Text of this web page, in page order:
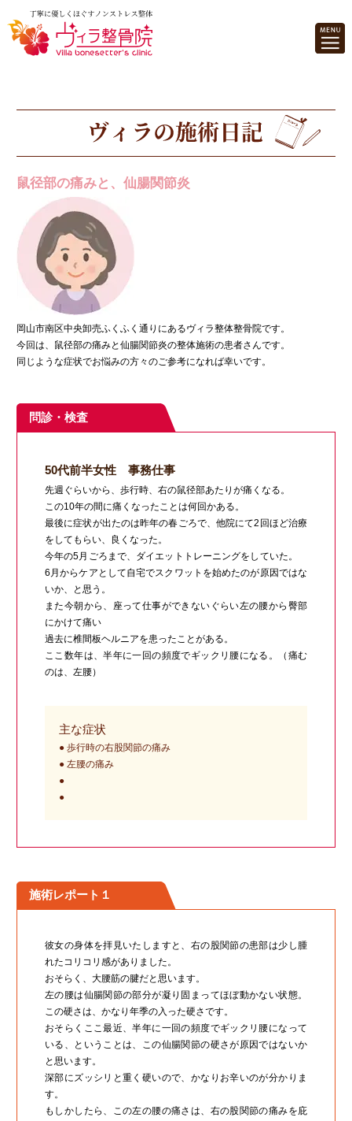
鼠径部の痛みと、仙腸関節炎
岡山市南区中央卸売ふくふく通りにあるヴィラ整体整骨院です。
今回は、鼠径部の痛みと仙腸関節炎の整体施術の患者さんです。
同じような症状でお悩みの方々のご参考になれば幸いです。
問診・検査
50代前半女性 事務仕事
先週ぐらいから、歩行時、右の鼠径部あたりが痛くなる。
この10年の間に痛くなったことは何回かある。
最後に症状が出たのは昨年の春ごろで、他院にて2回ほど治療
をしてもらい、良くなった。
今年の5月ごろまで、ダイエットトレーニングをしていた。
6月からケアとして自宅でスクワットを始めたのが原因ではな
いか、と思う。
また今朝から、座って仕事ができないぐらい左の腰から臀部
にかけて痛い
過去に椎間板ヘルニアを患ったことがある。
ここ数年は、半年に一回の頻度でギックリ腰になる。（痛む
のは、左腰）
主な症状
● 歩行時の右股関節の痛み
● 左腰の痛み
●
●
施術レポート１
彼女の身体を拝見いたしますと、右の股関節の患部は少し腫
れたコリコリ感がありました。
おそらく、大腰筋の腱だと思います。
左の腰は仙腸関節の部分が凝り固まってほぼ動かない状態。
この硬さは、かなり年季の入った硬さです。
おそらくここ最近、半年に一回の頻度でギックリ腰になって
いる、ということは、この仙腸関節の硬さが原因ではないか
と思います。
深部にズッシリと重く硬いので、かなりお辛いのが分かりま
す。
もしかしたら、この左の腰の痛さは、右の股関節の痛みを庇